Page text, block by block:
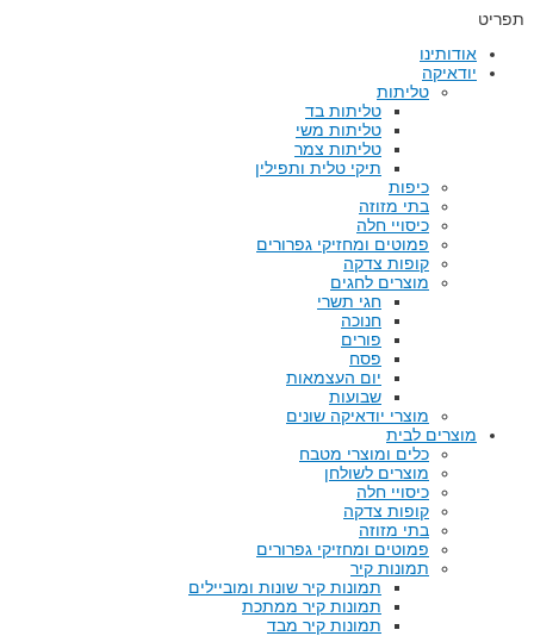
תפריט
אודותינו
יודאיקה
טליתות
טליתות בד
טליתות משי
טליתות צמר
תיקי טלית ותפילין
כיפות
בתי מזוזה
כיסויי חלה
פמוטים ומחזיקי גפרורים
קופות צדקה
מוצרים לחגים
חגי תשרי
חנוכה
פורים
פסח
יום העצמאות
שבועות
מוצרי יודאיקה שונים
מוצרים לבית
כלים ומוצרי מטבח
מוצרים לשולחן
כיסויי חלה
קופות צדקה
בתי מזוזה
פמוטים ומחזיקי גפרורים
תמונות קיר
תמונות קיר שונות ומוביילים
תמונות קיר ממתכת
תמונות קיר מבד